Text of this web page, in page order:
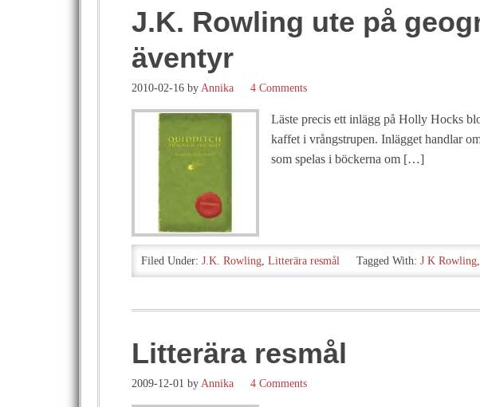
J.K. Rowling ute på
äventyr
2010-02-16 by Annika 4 Comments
Läste precis ett inlägg på Holly Hocks
kaffet i vrångstrupen. Inlägget handlar
som spelas i böckerna om […]
Filed Under: J.K. Rowling, Litterära resmål Tagged With: J K Rowling,
Litterära resmål
2009-12-01 by Annika 4 Comments